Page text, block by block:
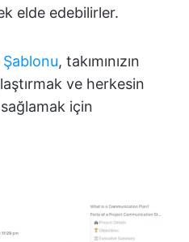
elde edebilirler.
Şablonu, takımınızın
ve herkesin
sağlamak için